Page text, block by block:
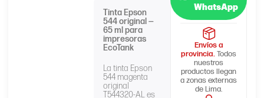
Tinta Epson
544 original —
65 ml para
impresoras
EcoTank
La tinta Epson
544 magenta
original
T544320-AL es
WhatsApp
Envíos a
provincia.Todos
nuestros
productos llegan
a zonas externas
de Lima.